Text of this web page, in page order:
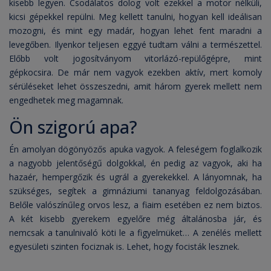
kisebb legyen. Csodálatos dolog volt ezekkel a motor nélküli,
kicsi gépekkel repülni. Meg kellett tanulni, hogyan kell ideálisan
mozogni, és mint egy madár, hogyan lehet fent maradni a
levegőben. Ilyenkor teljesen eggyé tudtam válni a természettel.
Előbb volt jogosítványom vitorlázó-repülőgépre, mint
gépkocsira. De már nem vagyok ezekben aktív, mert komoly
sérüléseket lehet összeszedni, amit három gyerek mellett nem
engedhetek meg magamnak.
Ön szigorú apa?
Én amolyan dögönyözős apuka vagyok. A feleségem foglalkozik
a nagyobb jelentőségű dolgokkal, én pedig az vagyok, aki ha
hazaér, hempergőzik és ugrál a gyerekekkel. A lányomnak, ha
szükséges, segítek a gimnáziumi tananyag feldolgozásában.
Belőle valószínűleg orvos lesz, a fiaim esetében ez nem biztos.
A két kisebb gyerekem egyelőre még általánosba jár, és
nemcsak a tanulnivaló köti le a figyelmüket… A zenélés mellett
egyesületi szinten fociznak is. Lehet, hogy focisták lesznek.